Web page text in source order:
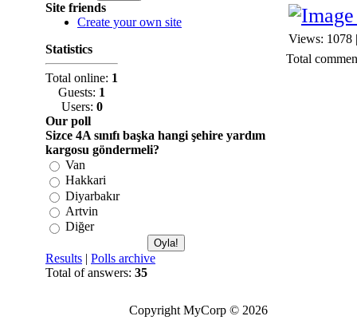
Site friends
Create your own site
Statistics
Total online: 1
Guests: 1
Users: 0
Our poll
Sizce 4A sınıfı başka hangi şehire yardım
kargosu göndermeli?
Van
Hakkari
Diyarbakır
Artvin
Diğer
Results | Polls archive
Total of answers: 35
Views: 1078
Total
Copyright MyCorp © 2026